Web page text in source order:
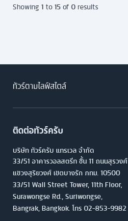
Showing 1 to15 of 0 results
ทัวร์ตามไลฟ์สไตล์
ติดต่อทัวร์ครับ
บริษัท ทัวร์ครับ แทรเวล จำกัด
33/51 อาคารวอลสตรีท ชั้น 11 ถนนสุรวงศ์
แขวงสุริยวงศ์ เขตบางรัก กทม. 10500
33/51 Wall Street Tower, 11th Floor,
Surawongse Rd., Suriwongse,
Bangrak, Bangkok. โทร 02-853-9982